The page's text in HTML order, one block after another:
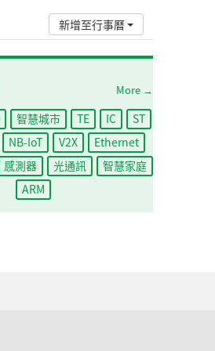
新增至行事曆
More →
智慧城市 TE IC
ST
NB-IoT V2X
Ethernet
感測器 光通訊
智慧家庭
ARM